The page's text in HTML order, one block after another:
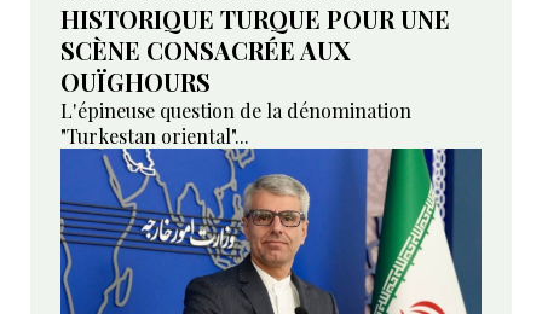
HISTORIQUE TURQUE POUR UNE
SCÈNE CONSACRÉE AUX
OUÏGHOURS
L'épineuse question de la dénomination
"Turkestan oriental"...